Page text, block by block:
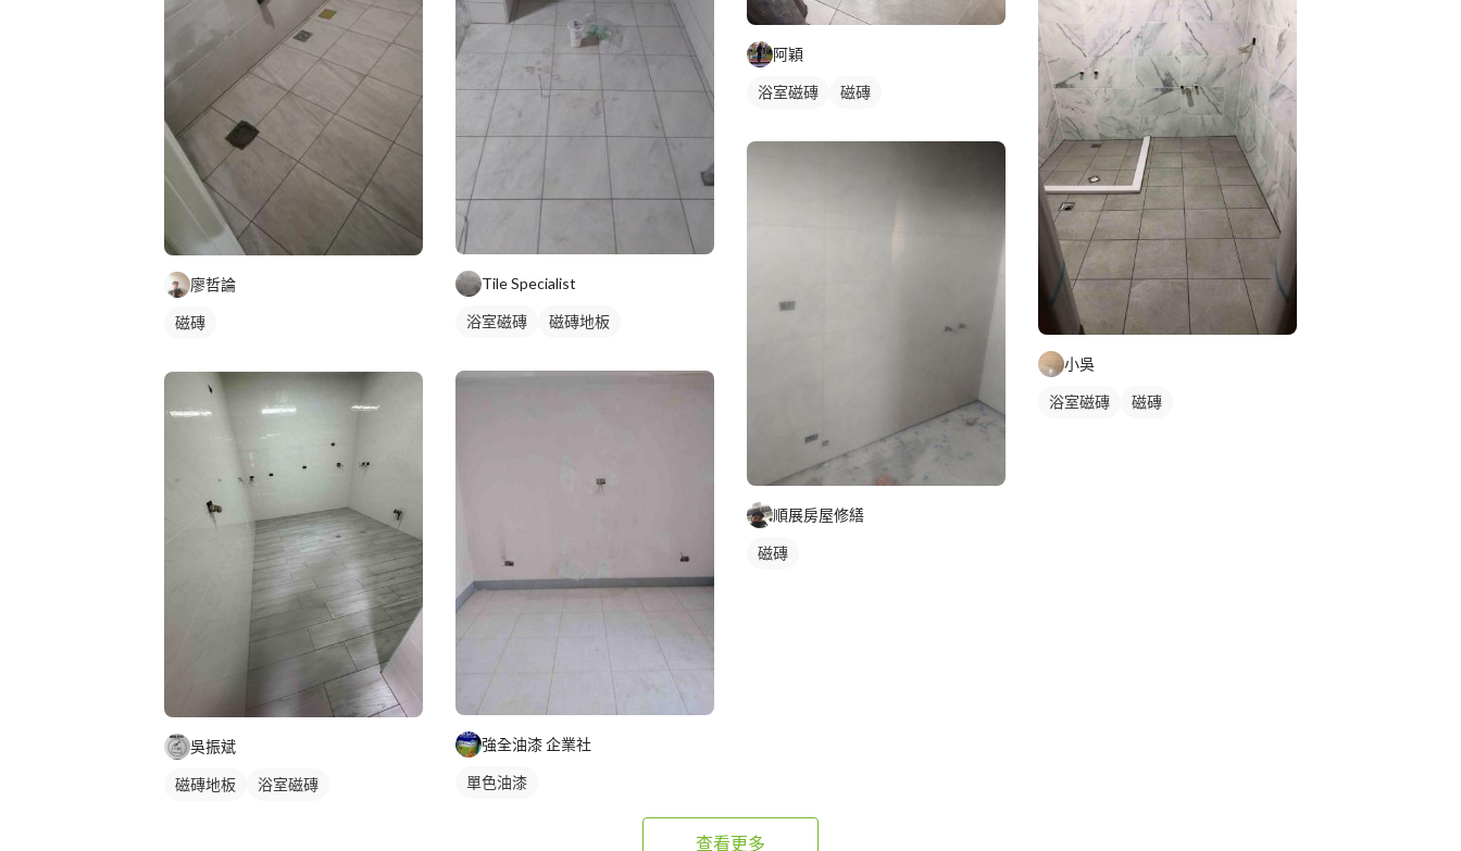
廖哲論
磁磚
吳振斌
磁磚地板 浴室磁磚
Tile Specialist
浴室磁磚 磁磚地板
強全油漆 企業社
單色油漆
阿穎
浴室磁磚 磁磚
順展房屋修繕
磁磚
小吳
浴室磁磚 磁磚
查看更多